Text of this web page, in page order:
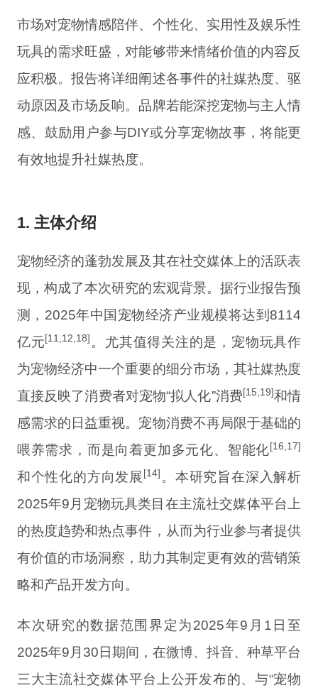
市场对宠物情感陪伴、个性化、实用性及娱乐性
玩具的需求旺盛，对能够带来情绪价值的内容反
应积极。报告将详细阐述各事件的社媒热度、驱
动原因及市场反响。品牌若能深挖宠物与主人情
感、鼓励用户参与DIY或分享宠物故事，将能更
有效地提升社媒热度。
1. 主体介绍
宠物经济的蓬勃发展及其在社交媒体上的活跃表
现，构成了本次研究的宏观背景。据行业报告预
测，2025年中国宠物经济产业规模将达到8114
亿元[11,12,18] 。尤其值得关注的是，宠物玩具作
为宠物经济中一个重要的细分市场，其社媒热度
直接反映了消费者对宠物“拟人化”消费[15,19]和情
感需求的日益重视。宠物消费不再局限于基础的
喂养需求，而是向着更加多元化、智能化[16,17]
和个性化的方向发展[14] 。本研究旨在深入解析
2025年9月宠物玩具类目在主流社交媒体平台上
的热度趋势和热点事件，从而为行业参与者提供
有价值的市场洞察，助力其制定更有效的营销策
略和产品开发方向。
本次研究的数据范围界定为2025年9月1日至
2025年9月30日期间，在微博、抖音、种草平台
三大主流社交媒体平台上公开发布的、与“宠物